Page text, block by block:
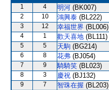
1 4 明河 (BK007)
2 10 鴻興泰 (BL222)
3 12 幸福世界 (BL006)
4 1 歡天喜地 (BL111)
5 5 天駒 (BG214)
6 8 花弗 (BJ054)
7 9 騎騎笑 (BL023)
8 3 慶祝 (BJ132)
9 7 智珠在握 (BL203)